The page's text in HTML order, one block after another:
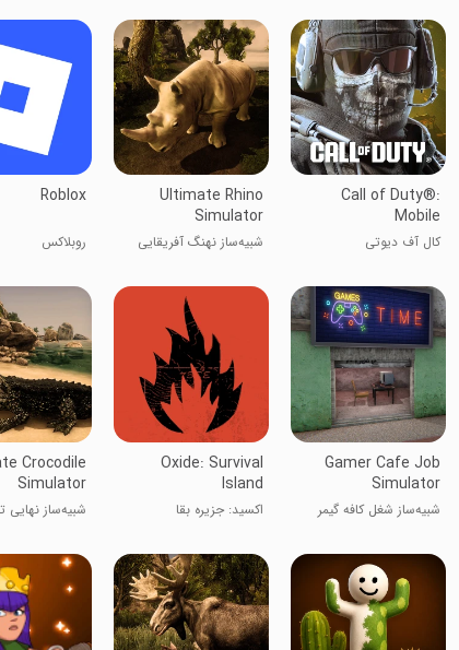
Call of Duty®:
Mobile
کال آف دیوتی
Ultimate Rhino
Simulator
شبیه‌ساز نهنگ آفریقایی
Roblox
روبلاکس
Gamer Cafe Job
Simulator
شبیه‌ساز شغل کافه گیمر
Oxide: Survival
Island
اکسید: جزیره بقا
Crocodile
Simulator
شبیه‌ساز نهایی